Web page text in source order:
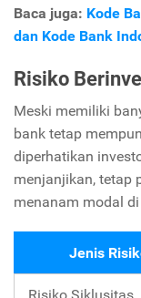
Baca juga: Kode
dan Kode Bank
Risiko
Meski memiliki
bank tetap
diperhatikan
menjanjikan, tetap
menanam modal
Jenis